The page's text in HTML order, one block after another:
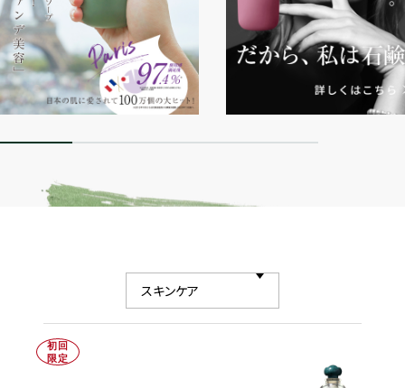
初回
限定